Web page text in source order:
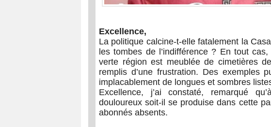
Excellence,
La politique calcine-t-elle fatalement la
les tombes de l’indifférence ? En tout
verte région est meublée de cimetières
remplis d’une frustration. Des exemples
implacablement de longues et sombres
Excellence, j’ai constaté, remarqué
douloureux soit-il se produise dans cette
abonnés absents.